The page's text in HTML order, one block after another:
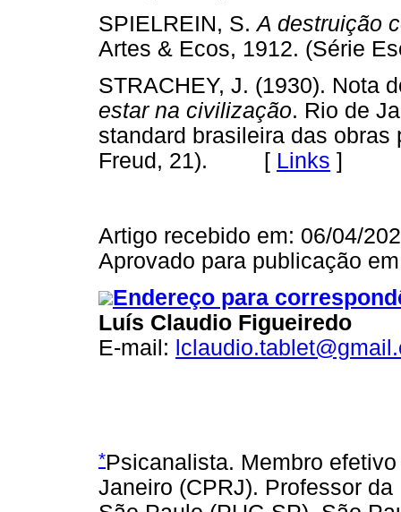
SPIELREIN, S.A destruição
Artes & Ecos, 1912.
STRACHEY, J. (1930). Nota
estar na civilização. Rio de
standard brasileira das
Freud, 21). [ Links ]
Artigo recebido em: 06/04/
Aprovado para publicação
Endereço para
Luís Claudio Figueiredo
E-mail:
*Psicanalista. Membro
Janeiro (CPRJ). Professor